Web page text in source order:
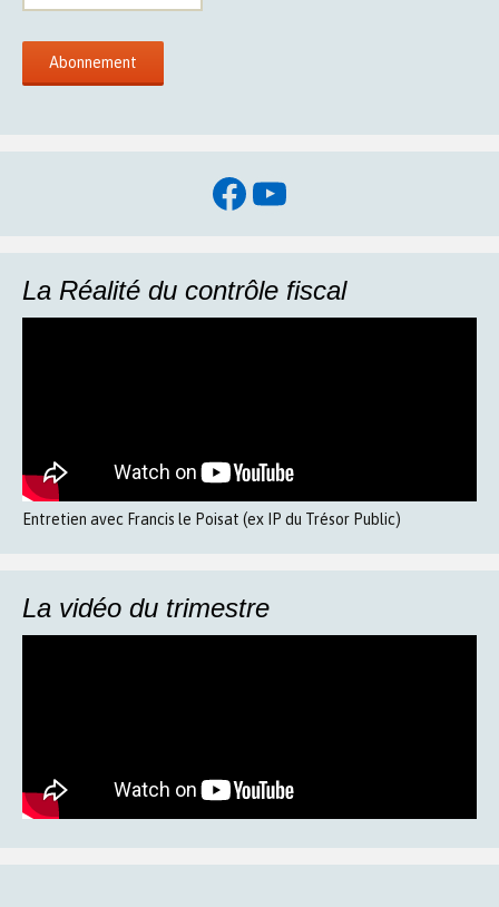
Facebook
YouTube
La Réalité du contrôle fiscal
Entretien avec Francis le Poisat (ex IP du Trésor Public)
La vidéo du trimestre